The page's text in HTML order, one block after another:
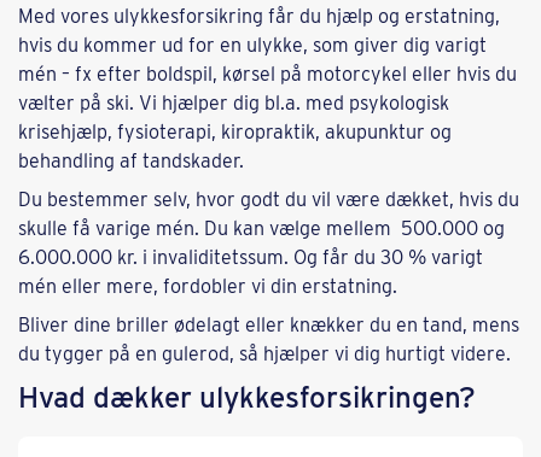
Med vores ulykkesforsikring får du hjælp og erstatning,
hvis du kommer ud for en ulykke, som giver dig varigt
mén – fx efter boldspil, kørsel på motorcykel eller hvis du
vælter på ski. Vi hjælper dig bl.a. med psykologisk
krisehjælp, fysioterapi, kiropraktik, akupunktur og
behandling af tandskader.
Du bestemmer selv, hvor godt du vil være dækket, hvis du
skulle få varige mén. Du kan vælge mellem 500.000 og
6.000.000 kr. i invaliditetssum. Og får du 30 % varigt
mén eller mere, fordobler vi din erstatning.
Bliver dine briller ødelagt eller knækker du en tand, mens
du tygger på en gulerod, så hjælper vi dig hurtigt videre.
Hvad dækker ulykkesforsikringen?